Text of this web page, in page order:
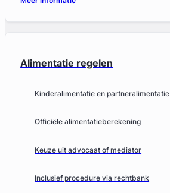
Alimentatie regelen
Kinderalimentatie en partneralimentatie
Officiële alimentatieberekening
Keuze uit advocaat of mediator
Inclusief procedure via rechtbank